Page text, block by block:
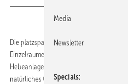
Die platzsparende Hebeanlagenserie
Einzelraumentwässerung hat Wilo neu im
Hebeanlagen kommen zum Einsatz,
natürliches Gefälle nicht möglich ist. Die
Media
Newsletter
Specials